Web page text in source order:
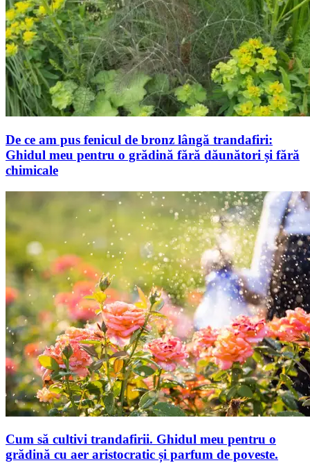
De ce am pus fenicul de bronz lângă trandafiri:
Ghidul meu pentru o grădină fără dăunători și fără
chimicale
Cum să cultivi trandafirii. Ghidul meu pentru o
grădină cu aer aristocratic și parfum de poveste.